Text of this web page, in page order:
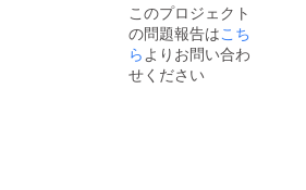
施術を
受けら
れない
方 下記
に該当
このプロジェクト
の問題報告はこち
らよりお問い合わ
せください